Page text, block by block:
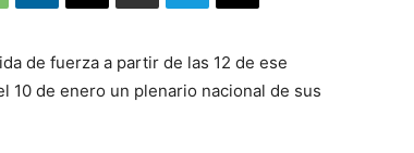
de fuerza a partir de las 12 de ese
10 de enero un plenario nacional de sus